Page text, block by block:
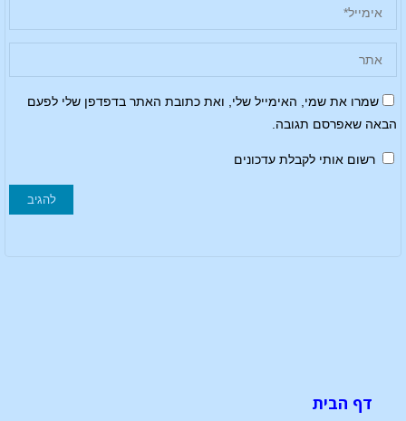
שמרו את שמי, האימייל שלי, ואת כתובת האתר בדפדפן שלי לפעם
הבאה שאפרסם תגובה.
רשום אותי לקבלת עדכונים
דף הבית